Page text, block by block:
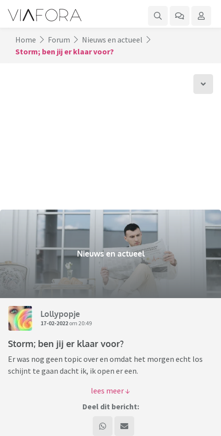
Home Forum
Nieuws en actueel
Storm; ben jij er klaar voor?
Nieuws en actueel
Lollypopje
17-02-2022 om 20:49
Storm; ben jij er klaar voor?
Er was nog geen topic over en omdat het morgen echt los
schijnt te gaan dacht ik, ik open er een.
Krijg jij er last van met werk of school?
Doe je iets ter voorbereiding in je tuin?
Deel dit bericht: